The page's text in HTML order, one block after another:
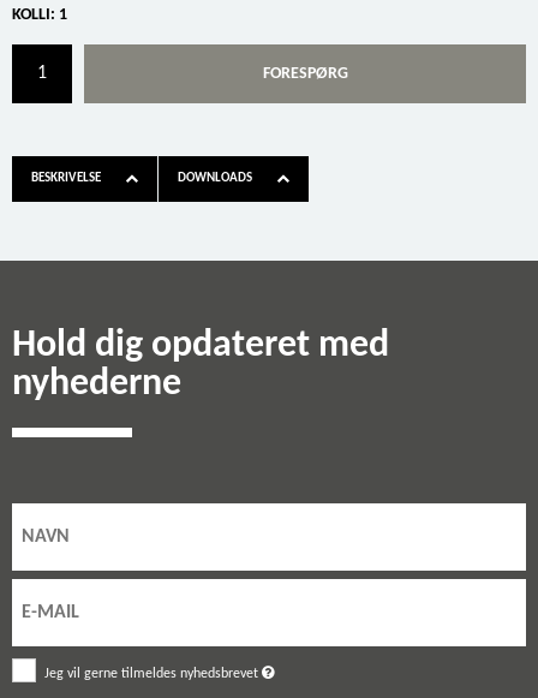
KOLLI: 1
FORESPØRG
BESKRIVELSE DOWNLOADS
Hold dig opdateret med
nyhederne
Jeg vil gerne tilmeldes nyhedsbrevet